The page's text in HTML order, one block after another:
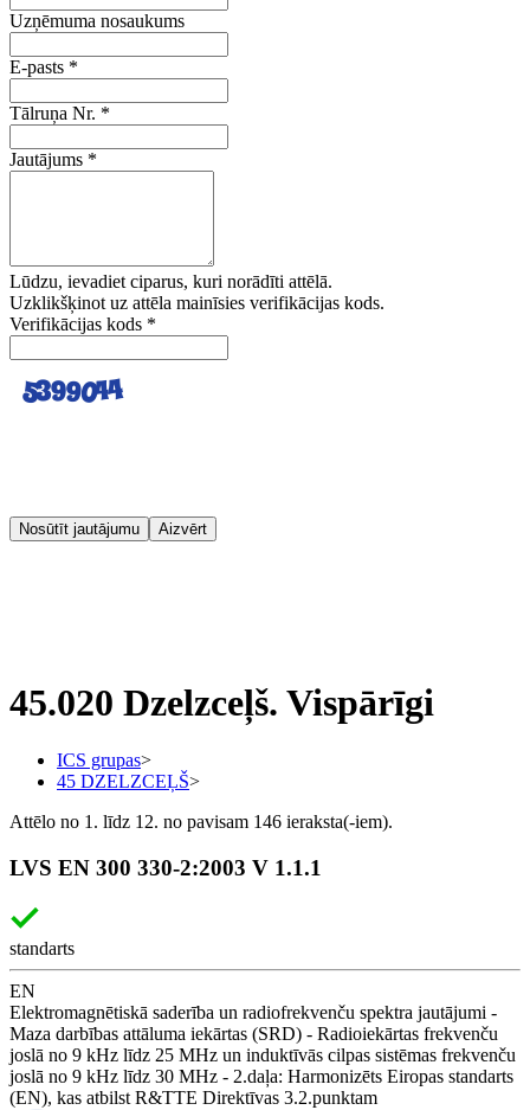
Uzņēmuma nosaukums
E-pasts *
Tālruņa Nr. *
Jautājums *
Lūdzu, ievadiet ciparus, kuri norādīti attēlā.
Uzklikšķinot uz attēla mainīsies verifikācijas kods.
Verifikācijas kods *
Nosūtīt jautājumu Aizvērt
45.020 Dzelzceļš. Vispārīgi
ICS grupas>
45 DZELZCEĻŠ>
Attēlo no 1. līdz 12. no pavisam 146 ieraksta(-iem).
LVS EN 300 330-2:2003 V 1.1.1
standarts
EN
Elektromagnētiskā saderība un radiofrekvenču spektra jautājumi -
Maza darbības attāluma iekārtas (SRD) - Radioiekārtas frekvenču
joslā no 9 kHz līdz 25 MHz un induktīvās cilpas sistēmas frekvenču
joslā no 9 kHz līdz 30 MHz - 2.daļa: Harmonizēts Eiropas standarts
(EN), kas atbilst R&TTE Direktīvas 3.2.punktam